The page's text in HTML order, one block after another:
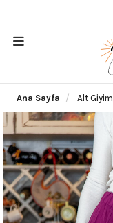
Ana Sayfa Alt Giyim